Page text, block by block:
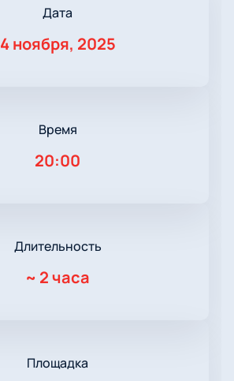
Дата
4 ноября, 2025
Время
20:00
Длительность
~ 2 часа
Площадка